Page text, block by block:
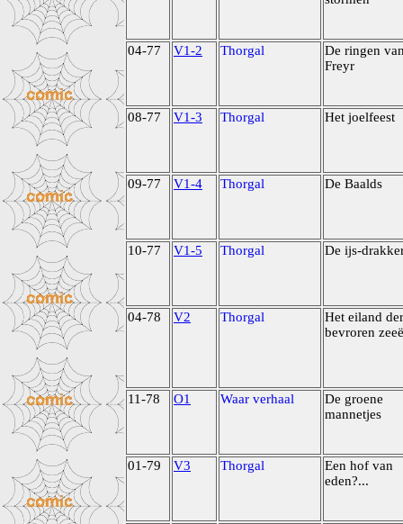
04-77 V1-2 Thorgal
De ringen
Freyr
08-77 V1-3 Thorgal Het joelfeest
09-77 V1-4 Thorgal De Baalds
10-77 V1-5 Thorgal De ijs-
04-78 V2 Thorgal
Het eiland der
bevroren
11-78 O1 Waar verhaal
De groene
mannetjes
01-79 V3 Thorgal
Een hof van
eden?...